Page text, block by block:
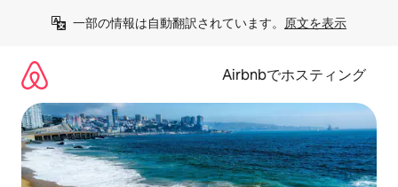
一部の情報は自動翻訳されています。 原文を表示
Airbnbでホスティング